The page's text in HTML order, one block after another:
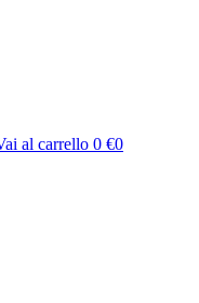
al carrello 0 €0